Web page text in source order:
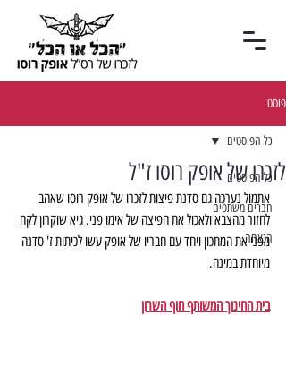
פוסט
כל הפוסטים
חברים משתפים
הנצחה
כל הפוסטים
לזכרו של אופק רוסו ז"ל
אתמול נערכה גם סדנת פיצות לזכרו של אופק רוסו שאהב
לחזור מהצבא ולאכול את הפיצה של אימו פני. גיא שוקרון לקח
מפני את המתכון ויחד עם חבריו של אופק עשו לכיתות ז' סדנה
מיוחדת במינה.
בית החינוך המשותף חוף השרון